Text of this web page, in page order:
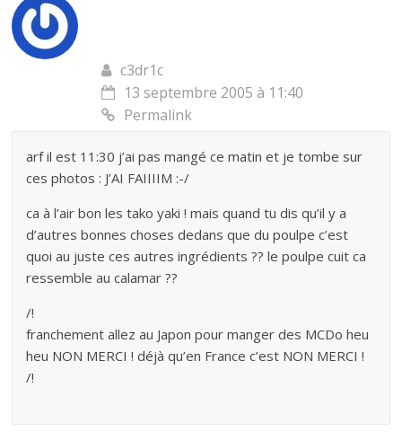
c3dr1c
13 septembre 2005 à 11:40
Permalink
arf il est 11:30 j’ai pas mangé ce matin et je tombe sur
ces photos : J’AI FAIIIIM :-/
ca à l’air bon les tako yaki ! mais quand tu dis qu’il y a
d’autres bonnes choses dedans que du poulpe c’est
quoi au juste ces autres ingrédients ?? le poulpe cuit ca
ressemble au calamar ??
/!
franchement allez au Japon pour manger des MCDo heu
heu NON MERCI ! déjà qu’en France c’est NON MERCI !
/!